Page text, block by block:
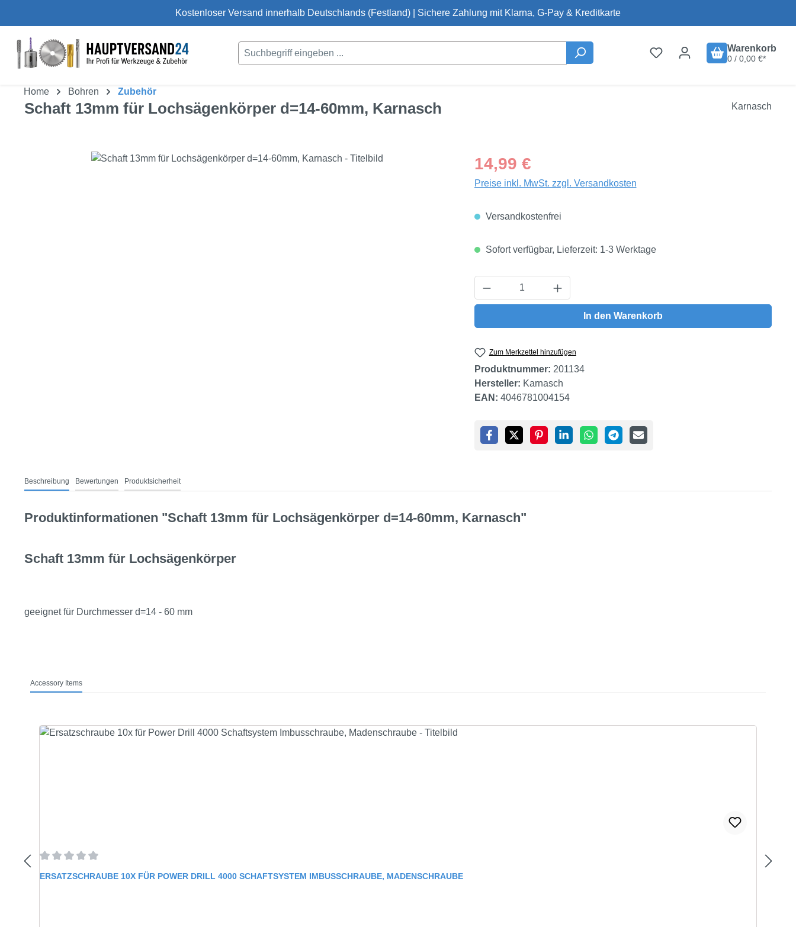
Kostenloser Versand innerhalb Deutschlands (Festland) | Sichere Zahlung mit Klarna, G-Pay & Kreditkarte
Warenkorb
0 / 0,00 €*
Home Bohren Zubehör
Schaft 13mm für Lochsägenkörper d=14-60mm, Karnasch Karnasch
Bildergalerie überspringen Regulärer Preis:
14,99 €
Preise inkl. MwSt. zzgl. Versandkosten
Versandkostenfrei
Sofort verfügbar, Lieferzeit: 1-3 Werktage
Produkt Anzahl: Gib den gewünschten Wert ein
In den Warenkorb
Zum Merkzettel hinzufügen
Produktnummer: 201134
Hersteller: Karnasch
EAN: 4046781004154
Beschreibung Bewertungen Produktsicherheit
Produktinformationen "Schaft 13mm für Lochsägenkörper d=14-60mm, Karnasch"
Schaft 13mm für Lochsägenkörper
geeignet für Durchmesser d=14 - 60 mm
Accessory Items
Durchschnittliche Bewertung von 0 von 5 Sternen
ERSATZSCHRAUBE 10X FÜR POWER DRILL 4000 SCHAFTSYSTEM IMBUSSCHRAUBE, MADENSCHRAUBE